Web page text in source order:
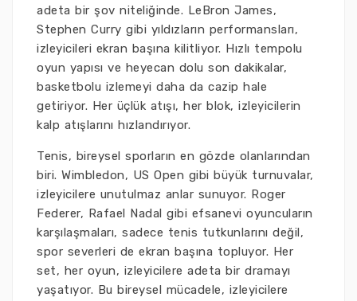
adeta bir şov niteliğinde. LeBron James,
Stephen Curry gibi yıldızların performansları,
izleyicileri ekran başına kilitliyor. Hızlı tempolu
oyun yapısı ve heyecan dolu son dakikalar,
basketbolu izlemeyi daha da cazip hale
getiriyor. Her üçlük atışı, her blok, izleyicilerin
kalp atışlarını hızlandırıyor.
Tenis, bireysel sporların en gözde olanlarından
biri. Wimbledon, US Open gibi büyük turnuvalar,
izleyicilere unutulmaz anlar sunuyor. Roger
Federer, Rafael Nadal gibi efsanevi oyuncuların
karşılaşmaları, sadece tenis tutkunlarını değil,
spor severleri de ekran başına topluyor. Her
set, her oyun, izleyicilere adeta bir dramayı
yaşatıyor. Bu bireysel mücadele, izleyicilere